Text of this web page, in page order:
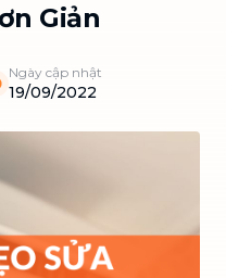
Giản
Ngày cập nhật
19/09/2022